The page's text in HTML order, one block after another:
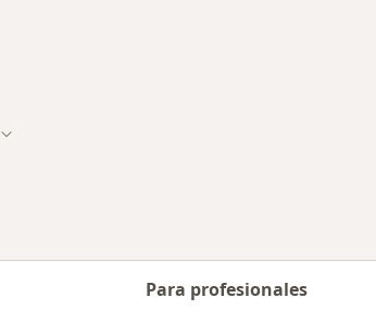
Cambiar de ciudad
Para profesionales